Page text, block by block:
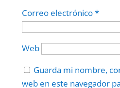
Correo electrónico*
Web
Guarda mi nombre,
web en este navegador